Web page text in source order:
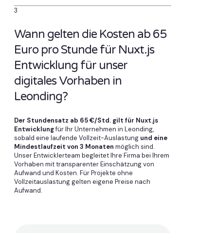
3
Wann gelten die Kosten ab 65
Euro pro Stunde für Nuxt.js
Entwicklung für unser
digitales Vorhaben in
Leonding?
Der Stundensatz ab 65 €/Std. gilt für Nuxt.js
Entwicklungfür Ihr Unternehmen in Leonding,
sobald eine laufende Vollzeit-Auslastung und eine
Mindestlaufzeit von 3 Monaten möglich sind.
Unser Entwicklerteam begleitet Ihre Firma bei Ihrem
Vorhaben mit transparenter Einschätzung von
Aufwand und Kosten. Für Projekte ohne
Vollzeitauslastung gelten eigene Preise nach
Aufwand.